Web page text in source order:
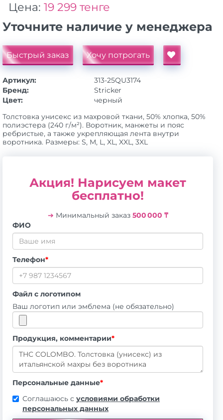
Цена: 19 299 тенге
Уточните наличие у менеджера
Быстрый заказ Хочу потрогать
Артикул:
313-25QU3174
Бренд:
Stricker
Цвет:
черный
Толстовка унисекс из махровой ткани, 50% хлопка, 50%
полиэстера (240 г/м²). Воротник, манжеты и пояс
ребристые, а также укрепляющая лента внутри
воротника. Размеры: S, M, L, XL, XXL, 3XL
Акция! Нарисуем макет
бесплатно!
➔ Минимальный заказ 500 000 ₸
ФИО
Телефон*
Файл с логотипом
Ваш логотип или эмблема (не обязательно)
Продукция, комментарии*
Персональные данные*
Соглашаюсь с условиями обработки
персональных данных